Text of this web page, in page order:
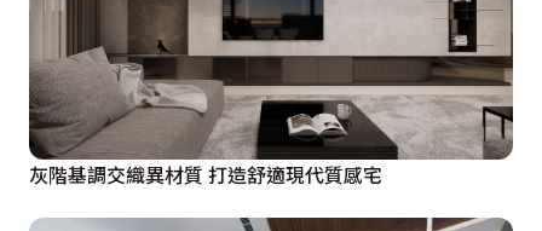
灰階基調交織異材質 打造舒適現代質感宅